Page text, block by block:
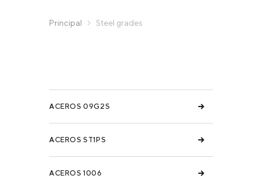
Principal Steel grades
ACEROS 09G2S
ACEROS ST1PS
ACEROS 1006